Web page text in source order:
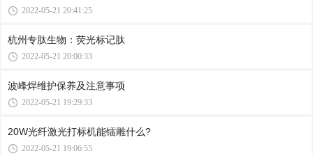
2022-05-21 20:41:25
杭州专肽生物：荧光标记肽
2022-05-21 20:00:33
波峰焊维护保养及注意事项
2022-05-21 19:29:33
20W光纤激光打标机能镭雕什么?
2022-05-21 19:06:55